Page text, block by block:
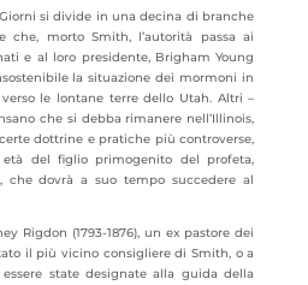
si divide in una decina di branche
che, morto Smith, l’autorità passa ai
e al loro presidente, Brigham Young
la situazione dei mormoni in
le lontane terre dello Utah. Altri –
che si debba rimanere nell’Illinois,
dottrine e pratiche più controverse,
del figlio primogenito del profeta,
che dovrà a suo tempo succedere al
Rigdon (1793-1876), un ex pastore dei
il più vicino consigliere di Smith, o a
state designate alla guida della